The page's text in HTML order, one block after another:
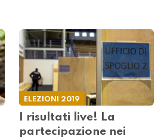
ELEZIONI 2019
I risultati live! La
partecipazione nei